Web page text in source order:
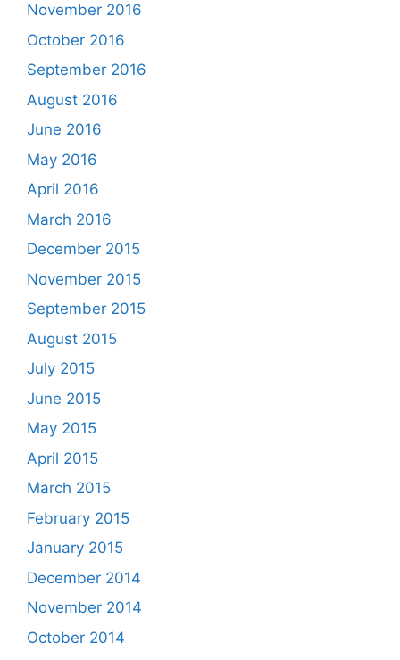
November 2016
October 2016
September 2016
August 2016
June 2016
May 2016
April 2016
March 2016
December 2015
November 2015
September 2015
August 2015
July 2015
June 2015
May 2015
April 2015
March 2015
February 2015
January 2015
December 2014
November 2014
October 2014